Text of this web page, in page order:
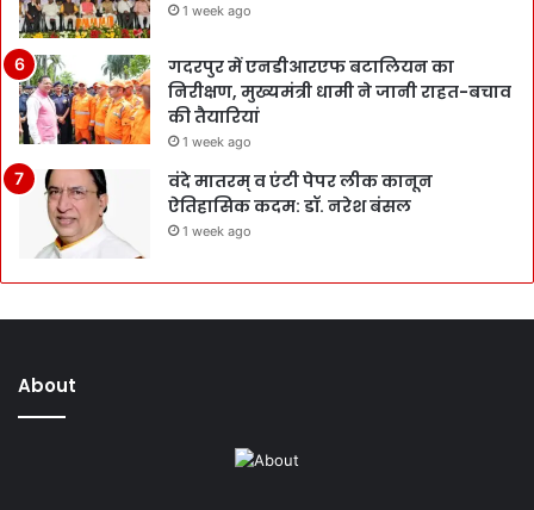
1 week ago
गदरपुर में एनडीआरएफ बटालियन का
निरीक्षण, मुख्यमंत्री धामी ने जानी राहत-बचाव
की तैयारियां
1 week ago
वंदे मातरम् व एंटी पेपर लीक कानून
ऐतिहासिक कदम: डॉ. नरेश बंसल
1 week ago
About